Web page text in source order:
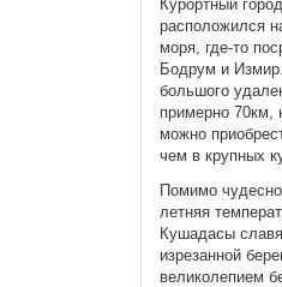
Курортный
расположился
моря, где-то
Бодрум и
большого
примерно 70км,
можно
чем в крупных
Помимо
летняя
Кушадасы
изрезанной
великолепием